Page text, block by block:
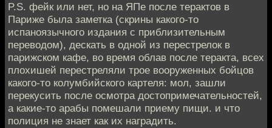
P.S. фейк или нет, но на ЯПе после терактов в
Париже была заметка (скрины какого-то
испаноязычного издания с приблизительным
переводом), дескать в одной из перестрелок в
парижском кафе, во время облав после теракта, всех
плохишей перестреляли трое вооруженных бойцов
какого-то колумбийского картеля: мол, зашли
перекусить после осмотра достопримечательностей,
а какие-то арабы помешали приему пищи. и что
полиция не знает как их наградить.